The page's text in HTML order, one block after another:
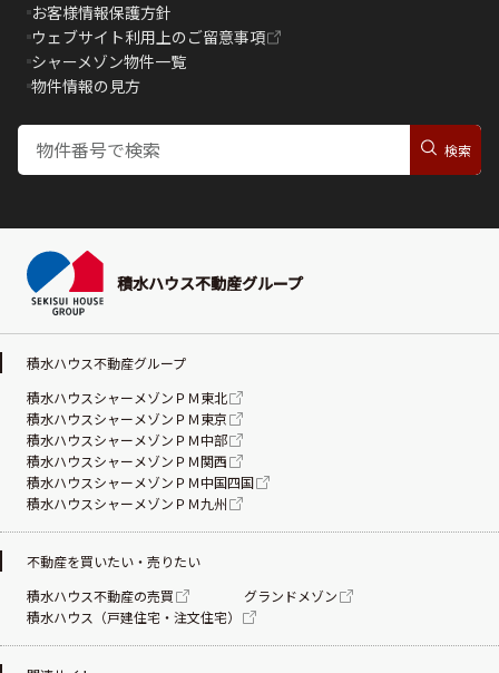
お客様情報保護方針
ウェブサイト利用上のご留意事項
シャーメゾン物件一覧
物件情報の見方
積水ハウス不動産グループ
積水ハウス不動産グループ
積水ハウスシャーメゾンＰＭ東北
積水ハウスシャーメゾンＰＭ東京
積水ハウスシャーメゾンＰＭ中部
積水ハウスシャーメゾンＰＭ関西
積水ハウスシャーメゾンＰＭ中国四国
積水ハウスシャーメゾンＰＭ九州
不動産を買いたい・売りたい
積水ハウス不動産の売買
グランドメゾン
積水ハウス（戸建住宅・注文住宅）